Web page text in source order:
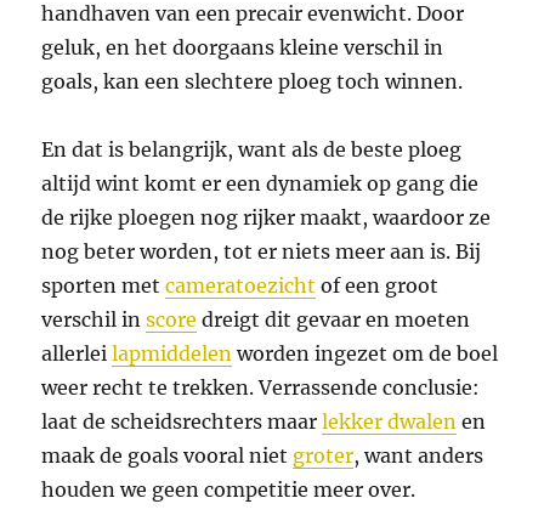
handhaven van een precair evenwicht. Door
geluk, en het doorgaans kleine verschil in
goals, kan een slechtere ploeg toch winnen.
En dat is belangrijk, want als de beste ploeg
altijd wint komt er een dynamiek op gang die
de rijke ploegen nog rijker maakt, waardoor ze
nog beter worden, tot er niets meer aan is. Bij
sporten metcameratoezicht of een groot
verschil inscore dreigt dit gevaar en moeten
allerleilapmiddelen worden ingezet om de boel
weer recht te trekken. Verrassende conclusie:
laat de scheidsrechters maarlekker dwalen en
maak de goals vooral niet groter, want anders
houden we geen competitie meer over.